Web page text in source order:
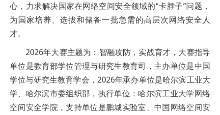
心，力求解决国家在网络空间安全领域的“卡脖子”问题，
为国家培养、选拔和储备一批急需的高层次网络安全人
才。
2026年大赛主题为：智融攻防，实战育才，大赛指导
单位是教育部学位管理与研究生教育司，主办单位是中国
学位与研究生教育学会，2026年承办单位是哈尔滨工业大
学、哈尔滨市委组织部，执行单位：哈尔滨工业大学网络
空间安全学院，支持单位是鹏城实验室、中国网络空间安